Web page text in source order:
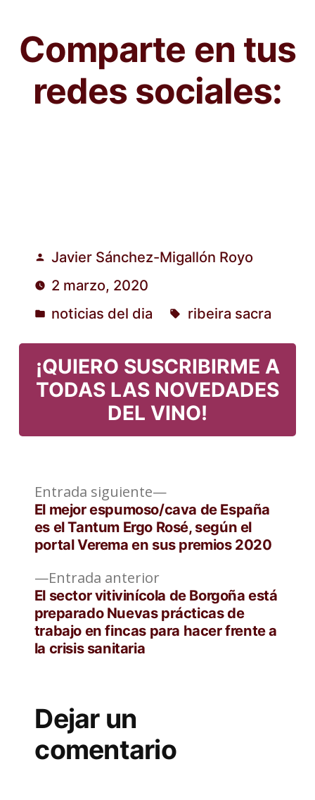
Comparte en tus
redes sociales:
Publicado
por
Javier Sánchez-Migallón Royo
2 marzo, 2020
Publicado
en
noticias del dia ribeira sacra
¡QUIERO SUSCRIBIRME A
TODAS LAS NOVEDADES
DEL VINO!
Navegación
de
entradas
Entrada anteriorEntrada
anterior:
El sector vitivinícola de Borgoña está
preparado Nuevas prácticas de
trabajo en fincas para hacer frente a
la crisis sanitaria
Entrada siguiente
Entrada
siguiente:
El mejor espumoso/cava de España
es el Tantum Ergo Rosé, según el
portal Verema en sus premios 2020
Dejar un
comentario